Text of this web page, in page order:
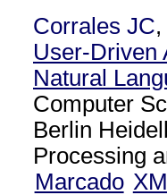
Corrales JC,
User-Driven
Natural
Computer
Berlin
Processing
Marcado